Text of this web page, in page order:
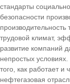
стандарты
безопасности
производительность
трудовой климат,
развитие компаний
непростых
того, как работает и
нефтегазовая